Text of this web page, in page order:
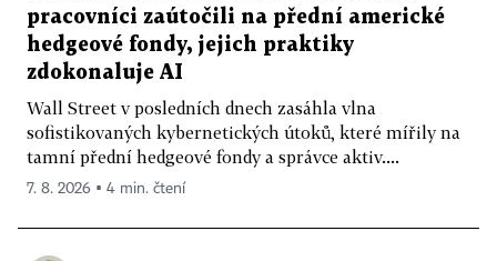
pracovníci zaútočili na přední americké
hedgeové fondy, jejich praktiky
zdokonaluje AI
Wall Street v posledních dnech zasáhla vlna
sofistikovaných kybernetických útoků, které mířily na
tamní přední hedgeové fondy a správce aktiv....
7. 8. 2026 ▪ 4 min. čtení